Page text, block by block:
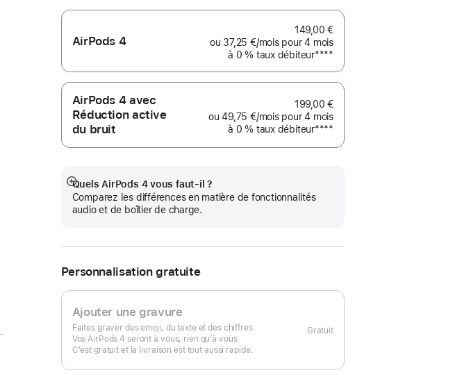
AirPods 4
149,00 €
ou 37,25 €/moispar mois
pour 4 mois
à 0 % taux débiteurNote
bas
page
****
AirPods 4 avec
Réduction active
du bruit
199,00 €
ou49,75 €/moispar mois
pour 4 mois
à 0 % taux débiteurNote
****
Quels AirPods 4 vous faut-il ?
Comparez les différences en matière de fonctionnalités
audio et de boîtier de charge.
Afficher
plus
Personnalisation gratuite
Ajouter une gravure
Faites graver des emoji, du texte et des chiffres.
Vos AirPods 4 seront à vous, rien qu’à vous.
C’est gratuit et la livraison est tout aussi rapide.
Gratuit